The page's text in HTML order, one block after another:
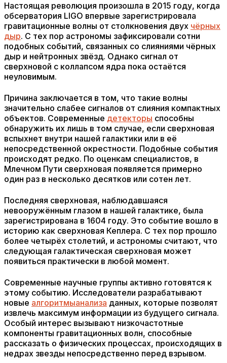
Настоящая революция произошла в 2015 году, когда
обсерватория LIGO впервые зарегистрировала
гравитационные волны от столкновения двух чёрных
дыр. С тех пор астрономы зафиксировали сотни
подобных событий, связанных со слияниями чёрных
дыр и нейтронных звёзд. Однако сигнал от
сверхновой с коллапсом ядра пока остаётся
неуловимым.
Причина заключается в том, что такие волны
значительно слабее сигналов от слияния компактных
объектов. Современные детекторы способны
обнаружить их лишь в том случае, если сверхновая
вспыхнет внутри нашей галактики или в её
непосредственной окрестности. Подобные события
происходят редко. По оценкам специалистов, в
Млечном Пути сверхновая появляется примерно
один раз в несколько десятков или сотен лет.
Последняя сверхновая, наблюдавшаяся
невооружённым глазом в нашей галактике, была
зарегистрирована в 1604 году. Это событие вошло в
историю как сверхновая Кеплера. С тех пор прошло
более четырёх столетий, и астрономы считают, что
следующая галактическая сверхновая может
появиться практически в любой момент.
Современные научные группы активно готовятся к
этому событию. Исследователи разрабатывают
новые алгоритмыанализа данных, которые позволят
извлечь максимум информации из будущего сигнала.
Особый интерес вызывают низкочастотные
компоненты гравитационных волн, способные
рассказать о физических процессах, происходящих в
недрах звезды непосредственно перед взрывом.